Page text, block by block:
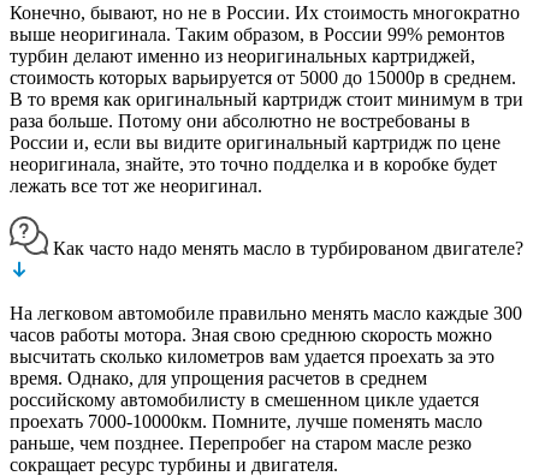
Конечно, бывают, но не в России. Их стоимость многократно
выше неоригинала. Таким образом, в России 99% ремонтов
турбин делают именно из неоригинальных картриджей,
стоимость которых варьируется от 5000 до 15000р в среднем.
В то время как оригинальный картридж стоит минимум в три
раза больше. Потому они абсолютно не востребованы в
России и, если вы видите оригинальный картридж по цене
неоригинала, знайте, это точно подделка и в коробке будет
лежать все тот же неоригинал.
Как часто надо менять масло в турбированом двигателе?
На легковом автомобиле правильно менять масло каждые 300
часов работы мотора. Зная свою среднюю скорость можно
высчитать сколько километров вам удается проехать за это
время. Однако, для упрощения расчетов в среднем
российскому автомобилисту в смешенном цикле удается
проехать 7000-10000км. Помните, лучше поменять масло
раньше, чем позднее. Перепробег на старом масле резко
сокращает ресурс турбины и двигателя.